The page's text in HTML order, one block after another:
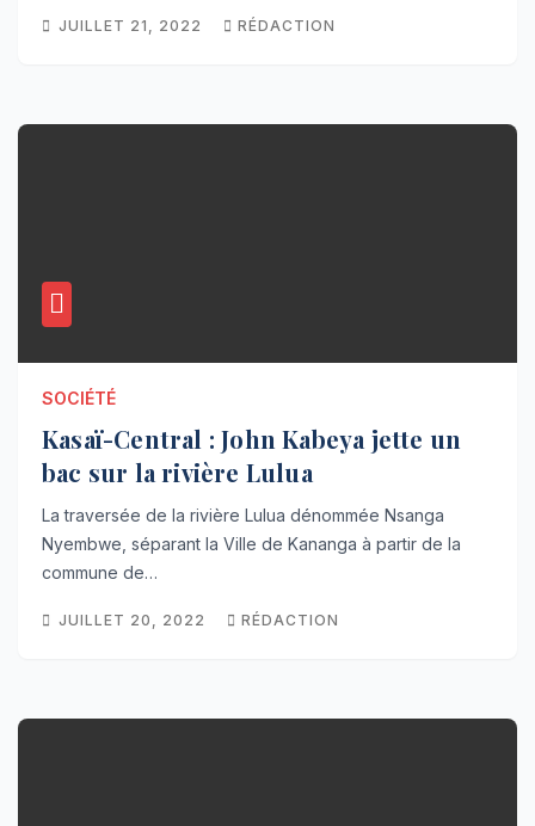
JUILLET 21, 2022 RÉDACTION
SOCIÉTÉ
Kasaï-Central : John Kabeya jette un
bac sur la rivière Lulua
La traversée de la rivière Lulua dénommée Nsanga
Nyembwe, séparant la Ville de Kananga à partir de la
commune de…
JUILLET 20, 2022 RÉDACTION